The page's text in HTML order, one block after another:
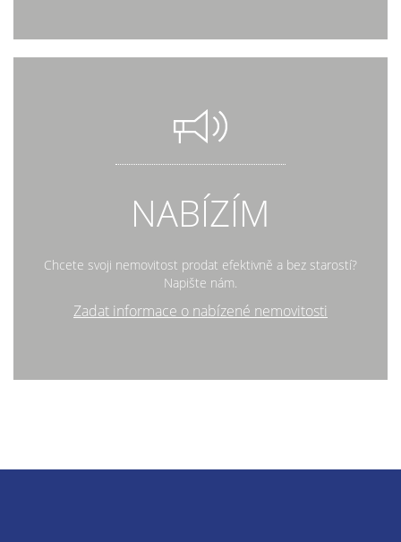
NABÍZÍM
Chcete svoji nemovitost prodat efektivně a bez starostí?
Napište nám.
Zadat informace o nabízené nemovitosti